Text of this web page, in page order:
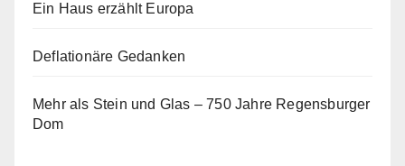
Ein Haus erzählt Europa
Deflationäre Gedanken
Mehr als Stein und Glas – 750 Jahre Regensburger
Dom